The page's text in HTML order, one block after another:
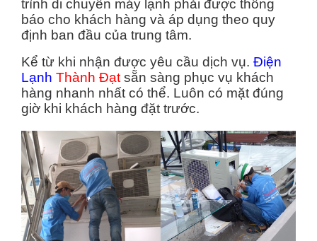
trình di chuyển máy lạnh phải được thông
báo cho khách hàng và áp dụng theo quy
định ban đầu của trung tâm.
Kể từ khi nhận được yêu cầu dịch vụ. Điện
Lạnh Thành Đạt sẵn sàng phục vụ khách
hàng nhanh nhất có thể. Luôn có mặt đúng
giờ khi khách hàng đặt trước.